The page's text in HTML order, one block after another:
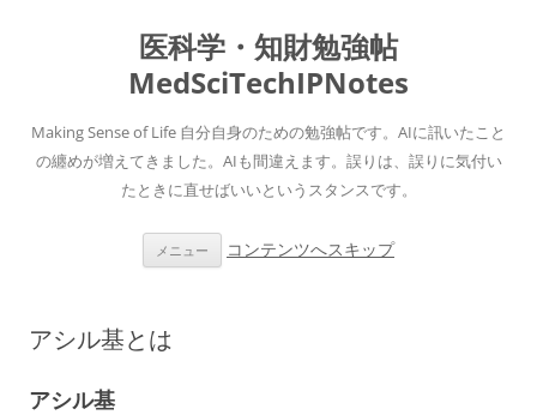
医科学・知財勉強帖
MedSciTechIPNotes
Making Sense of Life 自分自身のための勉強帖です。AIに訊いたこと
の纏めが増えてきました。AIも間違えます。誤りは、誤りに気付い
たときに直せばいいというスタンスです。
メニュー コンテンツへスキップ
アシル基とは
アシル基